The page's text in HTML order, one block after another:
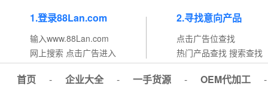
1.登录88Lan.com
输入www.88Lan.com
网上搜索 点击广告进入
2.寻找意向产品
点击广告位查找
热门产品查找 搜索查找
首页 - 企业大全 - 一手货源 - OEM代加工